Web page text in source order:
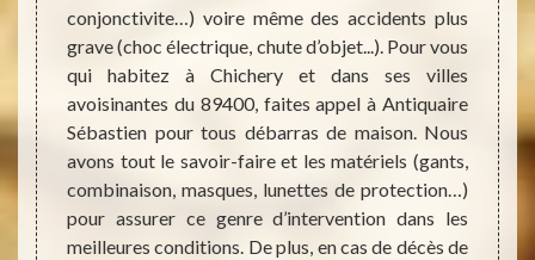
vos
pas
de
conjonctivite…) voire même des accidents plus
grave (choc électrique, chute d’objet...). Pour vous
qui habitez à Chichery et dans ses villes
avoisinantes du 89400, faites appel à Antiquaire
Sébastien pour tous débarras de maison. Nous
avons tout le savoir-faire et les matériels (gants,
combinaison, masques, lunettes de protection…)
pour assurer ce genre d’intervention dans les
meilleures conditions. De plus, en cas de décès de
sera
coût
de
nos
si la
cas,